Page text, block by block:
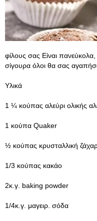
φίλους σας Είναι πανεύκολα,
σίγουρα όλοι θα σας
Υλικά
1 ¼ κούπας αλεύρι ολικής
1 κούπα Quaker
½ κούπας κρυσταλλική
1/3 κούπας κακάο
2κ.γ. baking powder
1/4κ.γ. μαγειρ. σόδα